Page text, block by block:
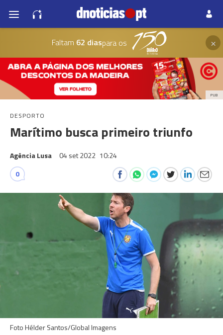
Faltam 62 diaspara os ×
PUB
DESPORTO
Marítimo busca primeiro triunfo
Agência Lusa 04 set 2022 10:24
0
Foto Hélder Santos/Global Imagens